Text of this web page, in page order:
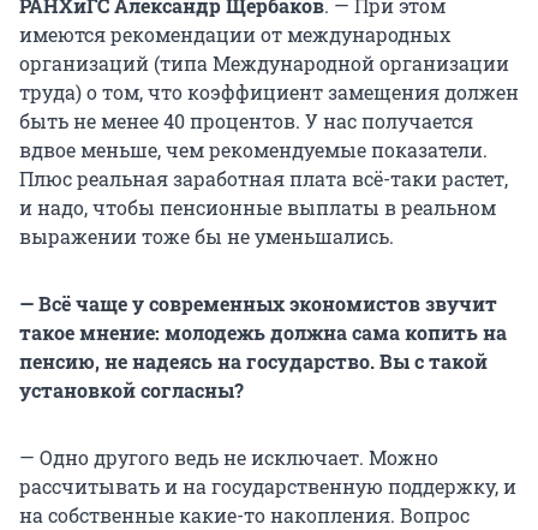
РАНХиГСАлександр Щербаков. — При этом
имеются рекомендации от международных
организаций (типа Международной организации
труда) о том, что коэффициент замещения должен
быть не менее 40 процентов. У нас получается
вдвое меньше, чем рекомендуемые показатели.
Плюс реальная заработная плата всё-таки растет,
и надо, чтобы пенсионные выплаты в реальном
выражении тоже бы не уменьшались.
— Всё чаще у современных экономистов звучит
такое мнение: молодежь должна сама копить на
пенсию, не надеясь на государство. Вы с такой
установкой согласны?
— Одно другого ведь не исключает. Можно
рассчитывать и на государственную поддержку, и
на собственные какие-то накопления. Вопрос